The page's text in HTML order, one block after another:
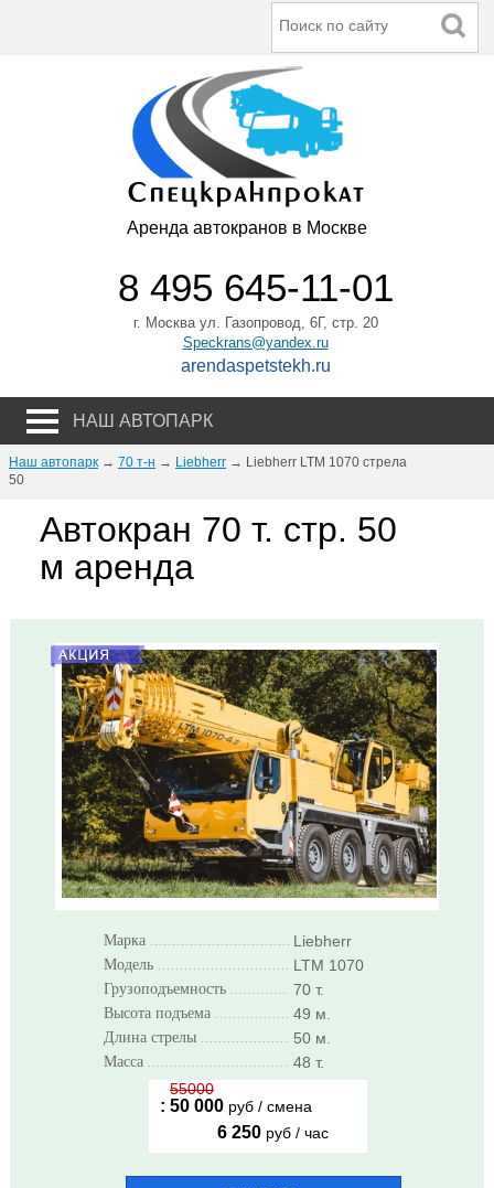
Аренда автокранов в Москве
8 495 645-11-01
г. Москва ул. Газопровод, 6Г, стр. 20
Speckrans@yandex.ru
arendaspetstekh.ru
НАШ АВТОПАРК
Наш автопарк → 70 т-н → Liebherr → Liebherr LTM 1070 стрела
50
Автокран 70 т. стр. 50
м аренда
Марка ..........................................................
Liebherr
Модель ..........................................................
LTM 1070
Грузоподъемность ..........................................................
70 т.
Высота подъема ..........................................................
49 м.
Длина стрелы ..........................................................
50 м.
Масса ..........................................................
48 т.
:
55000
50 000 руб / смена
6 250 руб / час